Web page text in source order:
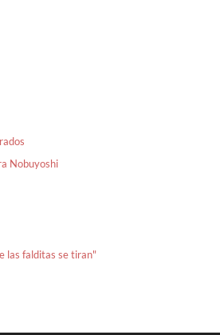
Nobuyoshi
las falditas se tiran"